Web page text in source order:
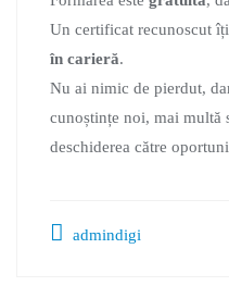
Un certificat recunoscut
în carieră.
Nu ai nimic de pierdut,
cunoștințe noi, mai multă
deschiderea către
admindigi